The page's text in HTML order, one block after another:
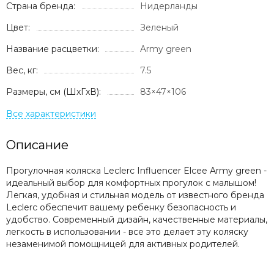
Milli
Momcozy
Mombella
Mustela
Offspring
Ok Baby
Organic Factory
Osann
Pali
Peg Perego
Peppy
Pigeon
Страна бренда:
Нидерланды
Цвет:
Зеленый
Название расцветки:
Army green
Вес, кг:
7.5
Размеры, см (ШxГxВ):
83×47×106
Описание
Прогулочная коляска Leclerc Influencer Elcee Army green -
идеальный выбор для комфортных прогулок с малышом!
Легкая, удобная и стильная модель от известного бренда
Leclerc обеспечит вашему ребенку безопасность и
удобство. Современный дизайн, качественные материалы,
легкость в использовании - все это делает эту коляску
незаменимой помощницей для активных родителей.